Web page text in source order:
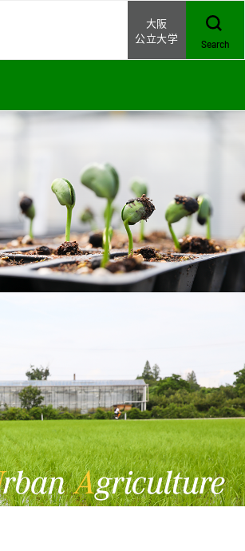
大阪
公立大学
Search